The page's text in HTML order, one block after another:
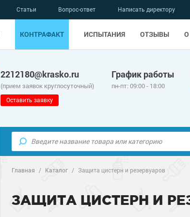
Статьи Вопрос-ответ Написать директору
КОНТРАФАКТ ИСПЫТАНИЯ ОТЗЫВЫ
2212180@krasko.ru
(прием заявок круглосуточный)
Оставить заявку
График работы
пн-пт: 09:00 - 18:00
Полиуретановые полы
Главная / Каталог / Защита цистерн и резервуаров
ЗАЩИТА ЦИСТЕРН И
Полиуретановые полы